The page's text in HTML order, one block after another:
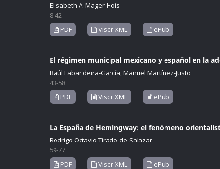
Elisabeth A. Mager-Hois
8-42
PDF
Visor XML ePub
El régimen municipal mexicano y español en la
Raúl Labandeira-García, Manuel Martínez-Justo
43-58
PDF
Visor XML ePub
La España de Hemingway: el fenómeno
Rodrigo Octavio Tirado-de-Salazar
59-77
PDF
Visor XML ePub